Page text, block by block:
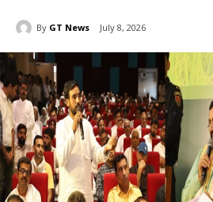
By GT News July 8, 2026